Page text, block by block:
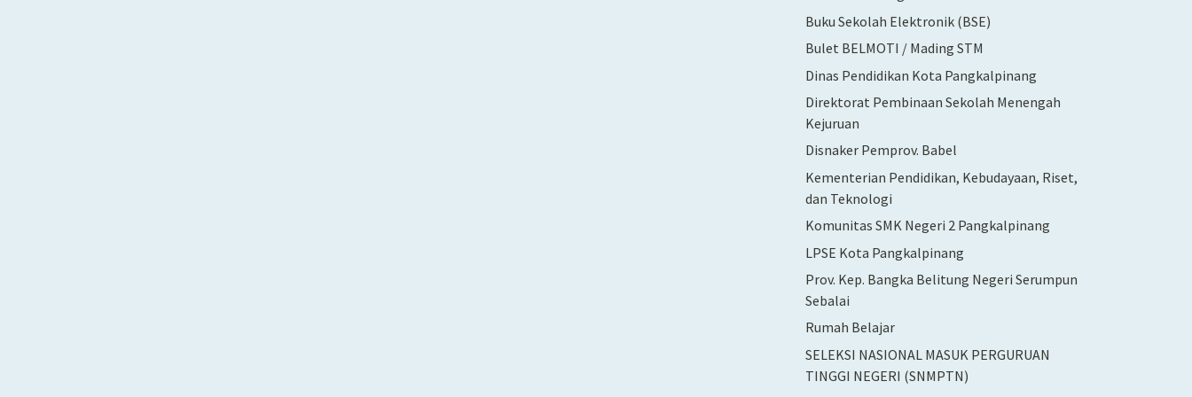
Buku Sekolah Elektronik (BSE)
Bulet BELMOTI / Mading STM
Dinas Pendidikan Kota Pangkalpinang
Direktorat Pembinaan Sekolah Menengah
Kejuruan
Disnaker Pemprov. Babel
Kementerian Pendidikan, Kebudayaan, Riset,
dan Teknologi
Komunitas SMK Negeri 2 Pangkalpinang
LPSE Kota Pangkalpinang
Prov. Kep. Bangka Belitung Negeri Serumpun
Sebalai
Rumah Belajar
SELEKSI NASIONAL MASUK PERGURUAN
TINGGI NEGERI (SNMPTN)